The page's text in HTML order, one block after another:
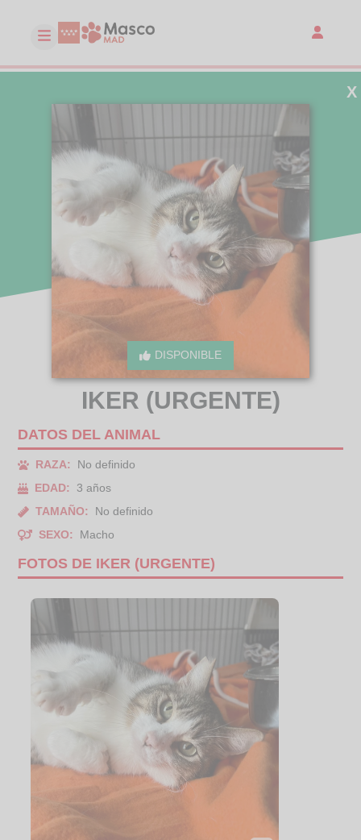
DISPONIBLE
X
IKER (URGENTE)
DATOS DEL ANIMAL
RAZA:
No definido
EDAD:
3 años
TAMAÑO:
No definido
SEXO:
Macho
FOTOS DE IKER (URGENTE)